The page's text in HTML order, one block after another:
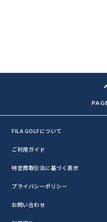
FILA GOLFについて
ご利用ガイド
特定商取引法に基づく表示
プライバシーポリシー
お問い合わせ